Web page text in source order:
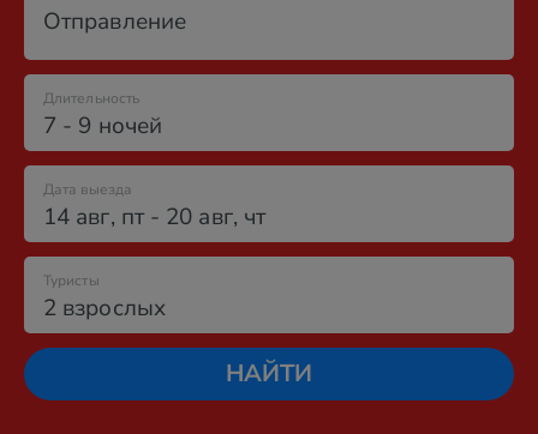
Отправление
7 - 9 ночей
Длительность
Дата выезда
14 авг, пт- 20 авг, чт
2 взрослых
Туристы
НАЙТИ